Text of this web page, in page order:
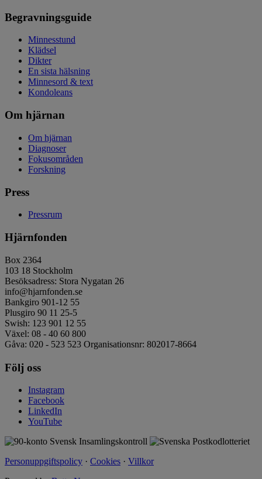
Begravningsguide
Minnesstund
Klädsel
Dikter
En sista hälsning
Minnesord & text
Kondoleans
Om hjärnan
Om hjärnan
Diagnoser
Fokusområden
Forskning
Press
Pressrum
Hjärnfonden
Box 2364
103 18 Stockholm
Besöksadress: Stora Nygatan 26
info@hjarnfonden.se
Bankgiro 901-12 55
Plusgiro 90 11 25-5
Swish: 123 901 12 55
Växel: 08 - 40 60 800
Gåva: 020 - 523 523 Organisationsnr: 802017-8664
Följ oss
Instagram
Facebook
LinkedIn
YouTube
Personuppgiftspolicy · Cookies · Villkor